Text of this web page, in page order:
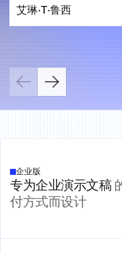
艾琳·T·鲁西
企业版
专为企业演示文稿
付方式而设计